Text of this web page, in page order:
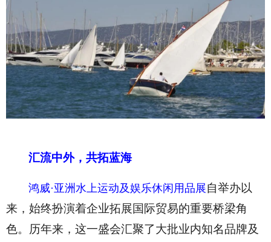
汇流中外，共拓蓝海
鸿威·亚洲水上运动及娱乐休闲用品展自举办以
来，始终扮演着企业拓展国际贸易的重要桥梁角
色。历年来，这一盛会汇聚了大批业内知名品牌及